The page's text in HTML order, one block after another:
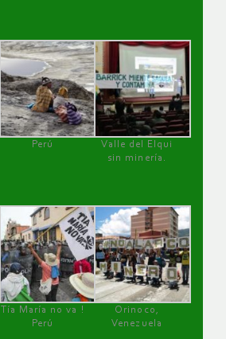
Perú
Valle del Elqui
sin minería.
Tía María no va !
Perú
Orinoco,
Venezuela